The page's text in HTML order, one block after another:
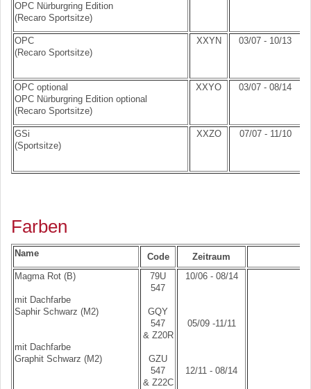
OPC Nürburgring Edition
(Recaro Sportsitze)
OPC
(Recaro Sportsitze)
XXYN 03/07 - 10/13
OPC optional
OPC Nürburgring Edition optional
(Recaro Sportsitze)
XXYO 03/07 - 08/14
GSi
(Sportsitze)
XXZO 07/07 - 11/10
Farben
Name Code
Zeitraum
Magma Rot (B)
mit Dachfarbe
Saphir Schwarz (M2)
mit Dachfarbe
Graphit Schwarz (M2)
79U
547
GQY
547
& Z20R
GZU
547
& Z22C
10/06 - 08/14
05/09 -11/11
12/11 - 08/14